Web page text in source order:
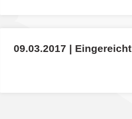
09.03.2017 | Eingereicht